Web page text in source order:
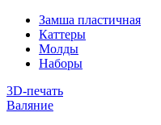
Замша пластичная
Каттеры
Молды
Наборы
3D-печать
Валяние